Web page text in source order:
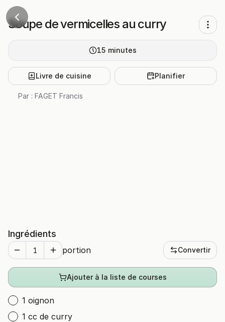
Soupe de vermicelles au curry
15 minutes
Livre de cuisine Planifier
Par : FAGET Francis
Ingrédients
portion Convertir
Ajouter à la liste de courses
1 oignon
1 cc de curry